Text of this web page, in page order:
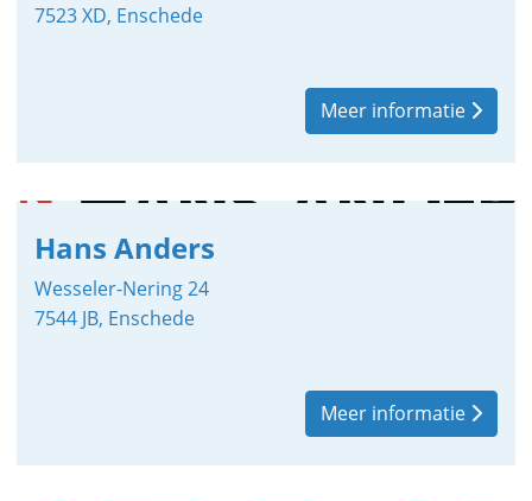
7523 XD, Enschede
Meer informatie
Hans Anders
Wesseler-Nering 24
7544 JB, Enschede
Meer informatie